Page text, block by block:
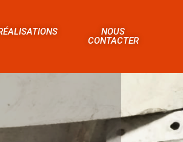
NOUS
CONTACTER